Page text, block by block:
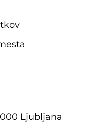
Ljubljana